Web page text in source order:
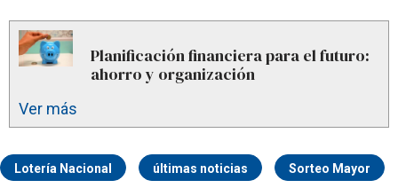
Planificación financiera para el futuro:
ahorro y organización
Ver más
Lotería Nacional últimas noticias Sorteo Mayor